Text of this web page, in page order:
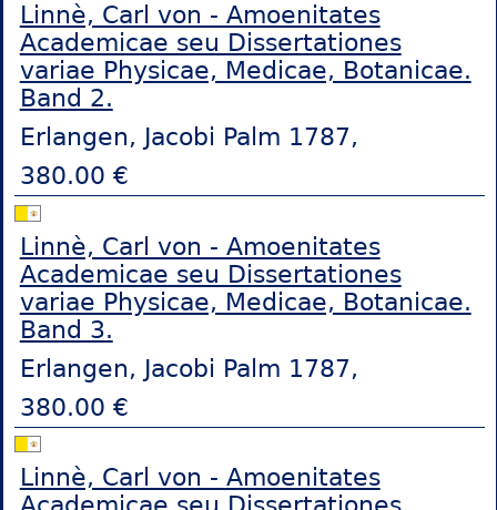
Linnè, Carl von - Amoenitates
Academicae seu Dissertationes
variae Physicae, Medicae, Botanicae.
Band 2.
Erlangen, Jacobi Palm 1787,
380.00 €
Linnè, Carl von - Amoenitates
Academicae seu Dissertationes
variae Physicae, Medicae, Botanicae.
Band 3.
Erlangen, Jacobi Palm 1787,
380.00 €
Linnè, Carl von - Amoenitates